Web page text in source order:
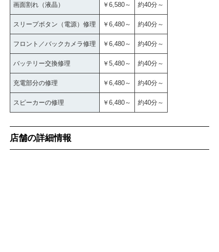
画面割れ（液晶） ￥6,580～ 約40分～
スリープボタン（電源）修理 ￥6,480～ 約40分～
フロント／バックカメラ修理 ￥6,480～ 約40分～
バッテリー交換修理 ￥5,480～ 約40分～
充電部分の修理 ￥6,480～ 約40分～
スピーカーの修理 ￥6,480～ 約40分～
店舗の詳細情報